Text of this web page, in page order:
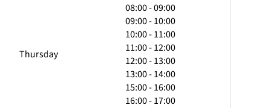
Thursday
08:00 - 09:00
09:00 - 10:00
10:00 - 11:00
11:00 - 12:00
12:00 - 13:00
13:00 - 14:00
15:00 - 16:00
16:00 - 17:00